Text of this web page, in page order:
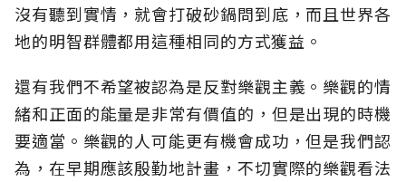
沒有聽到實情，就會打破砂鍋問到底，而且世界各
地的明智群體都用這種相同的方式獲益。
還有我們不希望被認為是反對樂觀主義。樂觀的情
緒和正面的能量是非常有價值的，但是出現的時機
要適當。樂觀的人可能更有機會成功，但是我們認
為，在早期應該殷勤地計畫，不切實際的樂觀看法